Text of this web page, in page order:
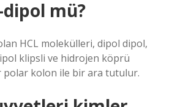
mü?
HCL molekülleri, dipol dipol,
klipsli ve hidrojen köprü
polar kolon ile bir ara tutulur.